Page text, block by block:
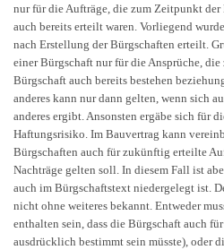
nur für die Aufträge, die zum Zeitpunkt
auch bereits erteilt waren. Vorliegend
nach Erstellung der Bürgschaften erteilt.
einer Bürgschaft nur für die Ansprüche,
Bürgschaft auch bereits bestehen
anderes kann nur dann gelten, wenn sich
anderes ergibt. Ansonsten ergäbe sich für
Haftungsrisiko. Im Bauvertrag kann
Bürgschaften auch für zukünftig erteilte
Nachträge gelten soll. In diesem Fall ist
auch im Bürgschaftstext niedergelegt ist.
nicht ohne weiteres bekannt. Entweder
enthalten sein, dass die Bürgschaft auch
ausdrücklich bestimmt sein müsste), oder